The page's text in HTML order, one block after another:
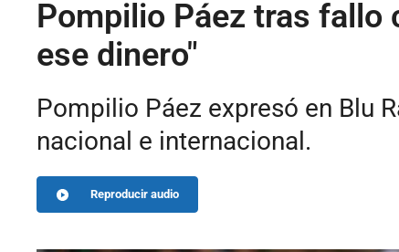
Pompilio Páez tras fallo
ese dinero"
Pompilio Páez expresó en Blu
nacional e internacional.
Reproducir audio